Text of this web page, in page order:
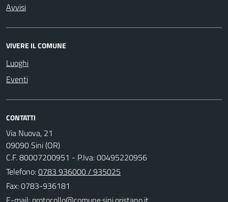
Avvisi
VIVERE IL COMUNE
Luoghi
Eventi
CONTATTI
Via Nuova, 21
09090 Sini (OR)
C.F. 80007200951 - P.Iva: 00495220956
Telefono:0783 936000 / 935025
Fax: 0783-936181